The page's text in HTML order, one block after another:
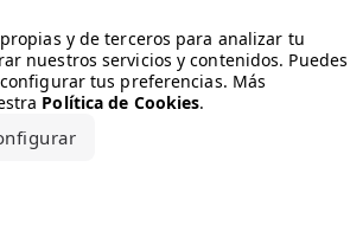
y de terceros para analizar tu
nuestros servicios y contenidos. Puedes
tus preferencias. Más
Política de Cookies.
the brand